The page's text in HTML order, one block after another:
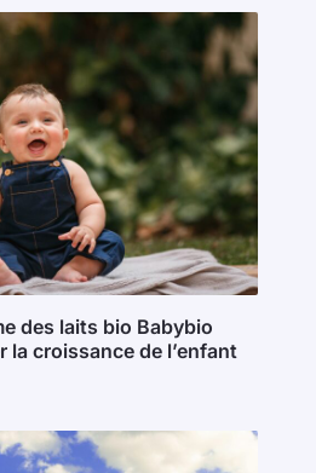
des laits bio Babybio
la croissance de l’enfant